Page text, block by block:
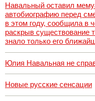
Навальный оставил
автобиографию перед
в этом году, сообщила в
раскрыв существование
знало только его
Юлия Навальная не
Новые русские сенсации